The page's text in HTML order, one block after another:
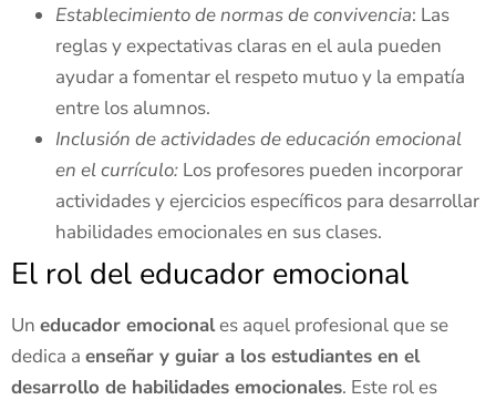
Establecimiento de normas de convivencia: Las
reglas y expectativas claras en el aula pueden
ayudar a fomentar el respeto mutuo y la empatía
entre los alumnos.
Inclusión de actividades de educación emocional
en el currículo: Los profesores pueden incorporar
actividades y ejercicios específicos para desarrollar
habilidades emocionales en sus clases.
El rol del educador emocional
Un educador emocionales aquel profesional que se
dedica a enseñar y guiar a los estudiantes en el
desarrollo de habilidades emocionales. Este rol es